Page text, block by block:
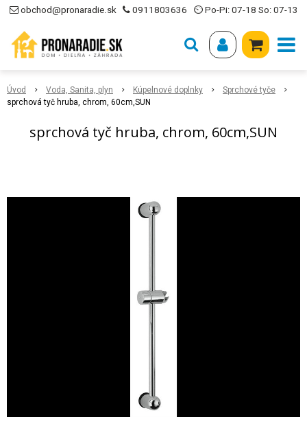
obchod@pronaradie.sk 0911803636 ⏲ Po-Pi: 07-18 So: 07-13
Úvod Voda, Sanita, plyn Kúpelnové doplnky
Sprchové tyče
sprchová tyč hruba, chrom, 60cm,SUN
sprchová tyč hruba, chrom, 60cm,SUN